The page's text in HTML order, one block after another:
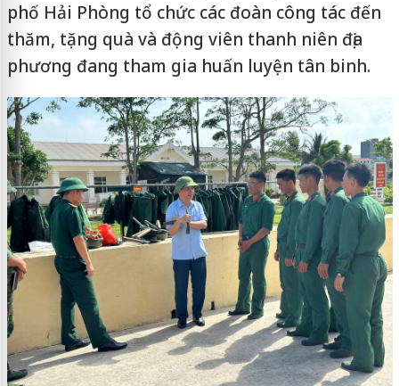
phố Hải Phòng tổ chức các đoàn công tác đến
thăm, tặng quà và động viên thanh niên địa
phương đang tham gia huấn luyện tân binh.